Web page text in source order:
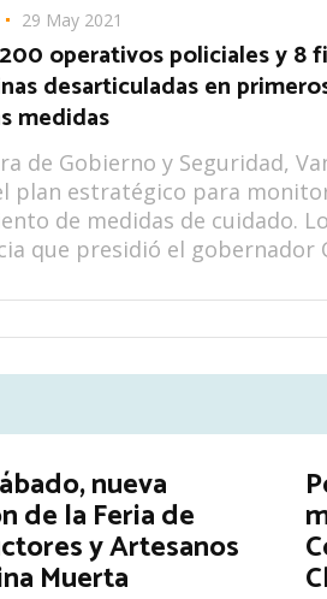
29 May 2021
operativos policiales y 8
desarticuladas en
medidas
de Gobierno y Seguridad,
plan estratégico para
de medidas de cuidado.
que presidió el gobernador
nueva
de la Feria de
y Artesanos
Muerta